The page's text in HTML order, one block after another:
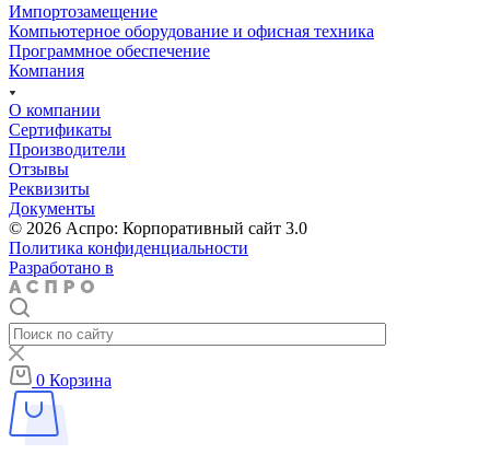
Импортозамещение
Компьютерное оборудование и офисная техника
Программное обеспечение
Компания
О компании
Сертификаты
Производители
Отзывы
Реквизиты
Документы
© 2026 Аспро: Корпоративный сайт 3.0
Политика конфиденциальности
Разработано в
0 Корзина